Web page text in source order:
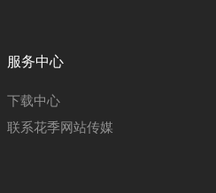
服务中心
下载中心
联系花季网站传媒